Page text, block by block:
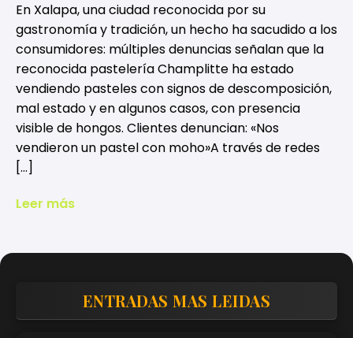
En Xalapa, una ciudad reconocida por su
gastronomía y tradición, un hecho ha sacudido a los
consumidores: múltiples denuncias señalan que la
reconocida pastelería Champlitte ha estado
vendiendo pasteles con signos de descomposición,
mal estado y en algunos casos, con presencia
visible de hongos. Clientes denuncian: «Nos
vendieron un pastel con moho»A través de redes
[…]
Leer más
ENTRADAS MAS LEIDAS